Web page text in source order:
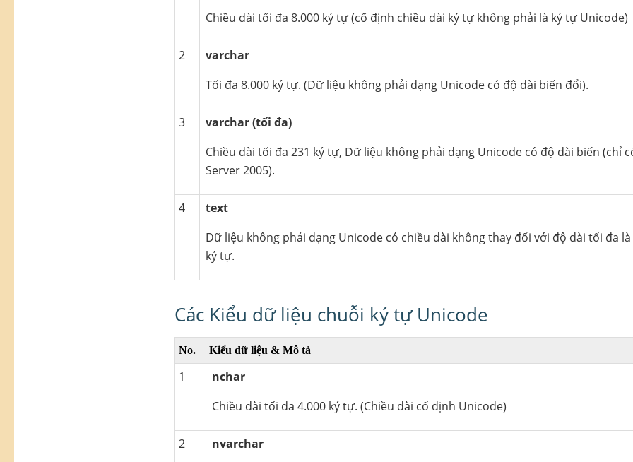
Chiều dài tối đa 8.000 ký tự (cố định chiều dài ký tự không phải là ký tự Unicode)
2
varchar
Tối đa 8.000 ký tự. (Dữ liệu không phải dạng Unicode có độ dài biến đổi).
3
varchar (tối đa)
Chiều dài tối đa 231 ký tự, Dữ liệu không phải dạng Unicode có độ dài biến (chỉ
Server 2005).
4
text
Dữ liệu không phải dạng Unicode có chiều dài không thay đổi với độ dài tối đa là
ký tự.
Các Kiểu dữ liệu chuỗi ký tự Unicode
No. Kiểu dữ liệu & Mô tả
1
nchar
Chiều dài tối đa 4.000 ký tự. (Chiều dài cố định Unicode)
2
nvarchar